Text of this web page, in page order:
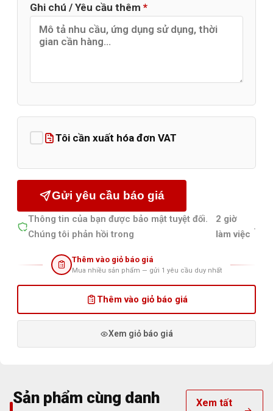
Ghi chú / Yêu cầu thêm *
Tôi cần xuất hóa đơn VAT
Gửi yêu cầu báo giá
Thông tin của bạn được bảo mật tuyệt đối.
Chúng tôi phản hồi trong
2 giờ
làm việc
.
Thêm vào giỏ báo giá
Mua nhiều sản phẩm — gửi 1 yêu cầu duy nhất
Thêm vào giỏ báo giá
Xem giỏ báo giá
Sản phẩm cùng danh
Xem tất